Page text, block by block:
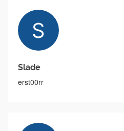
Slade
erst00rr